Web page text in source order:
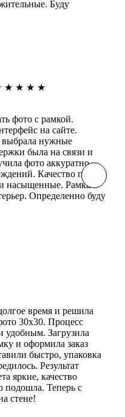
Буду
★ ★ ★ ★
фото с рамкой.
на сайте.
выбрала нужные
была на связи и
фото аккуратно
Качество печати
насыщенные. Рамка
Определенно буду
время и решила
30х30. Процесс
удобным. Загрузила
и оформила заказ
быстро, упаковка
Результат
яркие, качество
подошла. Теперь с
стене!